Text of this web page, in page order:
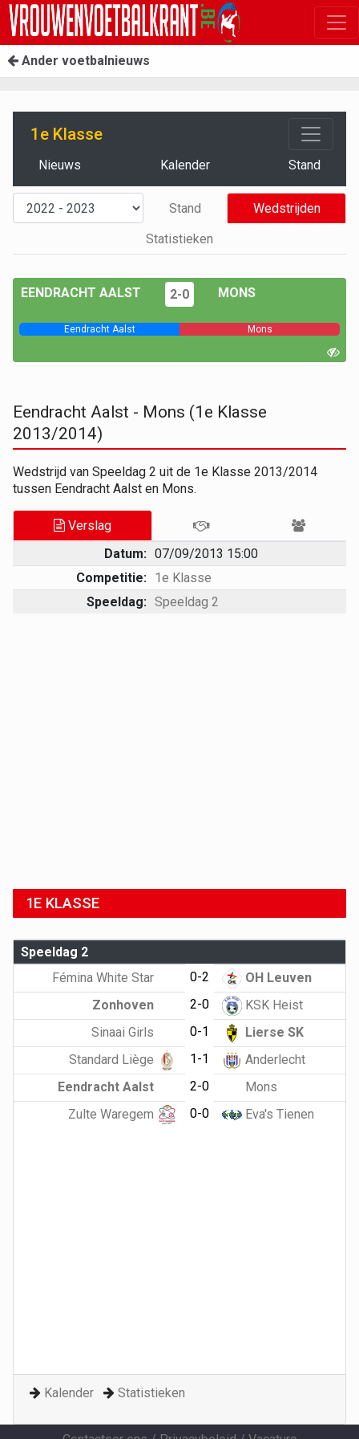
Ander voetbalnieuws
1e Klasse
Nieuws Kalender Stand
Stand
Wedstrijden
Statistieken
EENDRACHT AALST 2-0 MONS
Eendracht Aalst Mons
Eendracht Aalst - Mons (1e Klasse
2013/2014)
Wedstrijd van Speeldag 2 uit de 1e Klasse 2013/2014
tussen Eendracht Aalst en Mons.
Verslag
Datum: 07/09/2013 15:00
Competitie: 1e Klasse
Speeldag: Speeldag 2
1E KLASSE
Speeldag 2
Fémina White Star
0-2
OH Leuven
Zonhoven
2-0
KSK Heist
Sinaai Girls
0-1
Lierse SK
Standard Liège
1-1
Anderlecht
Eendracht Aalst
2-0
Mons
Zulte Waregem
0-0 Eva's Tienen
Kalender Statistieken